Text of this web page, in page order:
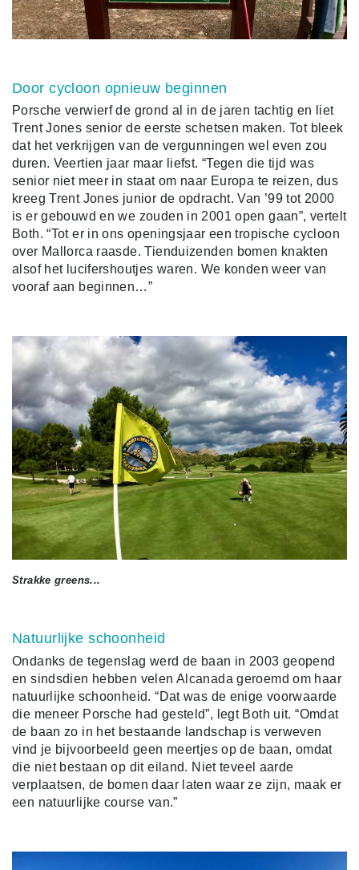
Door cycloon opnieuw beginnen
Porsche verwierf de grond al in de jaren tachtig en liet
Trent Jones senior de eerste schetsen maken. Tot bleek
dat het verkrijgen van de vergunningen wel even zou
duren. Veertien jaar maar liefst. “Tegen die tijd was
senior niet meer in staat om naar Europa te reizen, dus
kreeg Trent Jones junior de opdracht. Van ’99 tot 2000
is er gebouwd en we zouden in 2001 open gaan”, vertelt
Both. “Tot er in ons openingsjaar een tropische cycloon
over Mallorca raasde. Tienduizenden bomen knakten
alsof het lucifershoutjes waren. We konden weer van
vooraf aan beginnen…”
Strakke greens...
Natuurlijke schoonheid
Ondanks de tegenslag werd de baan in 2003 geopend
en sindsdien hebben velen Alcanada geroemd om haar
natuurlijke schoonheid. “Dat was de enige voorwaarde
die meneer Porsche had gesteld”, legt Both uit. “Omdat
de baan zo in het bestaande landschap is verweven
vind je bijvoorbeeld geen meertjes op de baan, omdat
die niet bestaan op dit eiland. Niet teveel aarde
verplaatsen, de bomen daar laten waar ze zijn, maak er
een natuurlijke course van.”